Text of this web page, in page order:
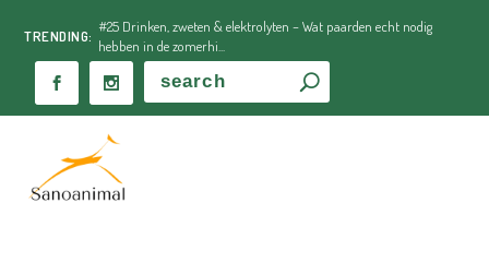
TRENDING:
#25 Drinken, zweten & elektrolyten – Wat paarden echt nodig
hebben in de zomerhi...